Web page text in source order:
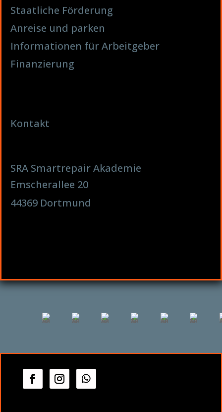
Staatliche Förderung
Anreise und parken
Informationen für Arbeitgeber
Finanzierung
Kontakt
SRA Smartrepair Akademie
Emscherallee 20
44369 Dortmund